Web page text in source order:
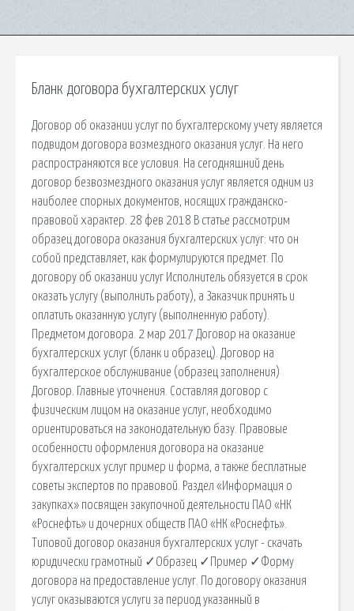
Бланк договора бухгалтерских услуг
Договор об оказании услуг по бухгалтерскому учету является
подвидом договора возмездного оказания услуг. На него
распространяются все условия. На сегодняшний день
договор безвозмездного оказания услуг является одним из
наиболее спорных документов, носящих гражданско-
правовой характер. 28 фев 2018 В статье рассмотрим
образец договора оказания бухгалтерских услуг: что он
собой представляет, как формулируются предмет. По
договору об оказании услуг Исполнитель обязуется в срок
оказать услугу (выполнить работу), а Заказчик принять и
оплатить оказанную услугу (выполненную работу).
Предметом договора. 2 мар 2017 Договор на оказание
бухгалтерских услуг (бланк и образец). Договор на
бухгалтерское обслуживание (образец заполнения) ​
Договор. Главные уточнения. Составляя договор с
физическим лицом на оказание услуг, необходимо
ориентироваться на законодательную базу. Правовые
особенности оформления договора на оказание
бухгалтерских услуг пример и форма, а также бесплатные
советы экспертов по правовой. Раздел «Информация о
закупках» посвящен закупочной деятельности ПАО «НК
«Роснефть» и дочерних обществ ПАО «НК «Роснефть».
Типовой договор оказания бухгалтерских услуг - скачать
юридически грамотный ✓Образец ✓Пример ✓Форму
договора на предоставление услуг. По договору оказания
услуг оказываются услуги за период указанный в